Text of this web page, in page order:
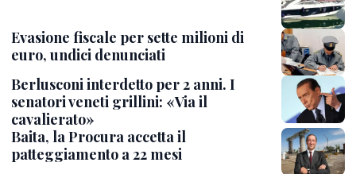
Evasione fiscale per sette milioni di
euro, undici denunciati
Berlusconi interdetto per 2 anni. I
senatori veneti grillini: «Via il
cavalierato»
Baita, la Procura accetta il
patteggiamento a 22 mesi